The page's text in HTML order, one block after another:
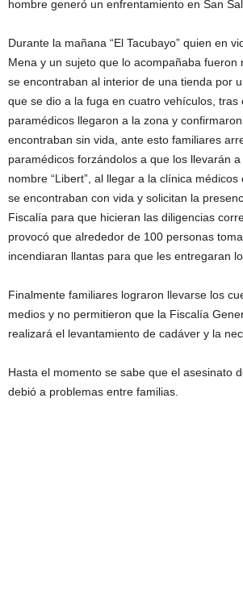
hombre generó un enfrentamiento en San
Durante la mañana “El Tacubayo” quien en
Mena y un sujeto que lo acompañaba fueron
se encontraban al interior de una tienda por
que se dio a la fuga en cuatro vehículos, tras
paramédicos llegaron a la zona y
encontraban sin vida, ante esto familiares
paramédicos forzándolos a que los llevarán
nombre “Libert”, al llegar a la clínica
se encontraban con vida y solicitan la
Fiscalía para que hicieran las diligencias
provocó que alrededor de 100 personas
incendiaran llantas para que les entregaran
Finalmente familiares lograron llevarse los
medios y no permitieron que la Fiscalía
realizará el levantamiento de cadáver y la
Hasta el momento se sabe que el asesinato
debió a problemas entre familias.